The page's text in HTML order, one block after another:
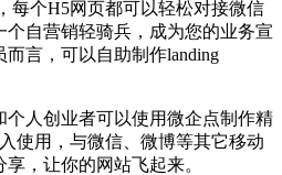
每个H5网页都可以轻松对接微信
自营销轻骑兵，成为您的业务宣
言，可以自助制作landing
人创业者可以使用微企点制作精
使用，与微信、微博等其它移动
，让你的网站飞起来。